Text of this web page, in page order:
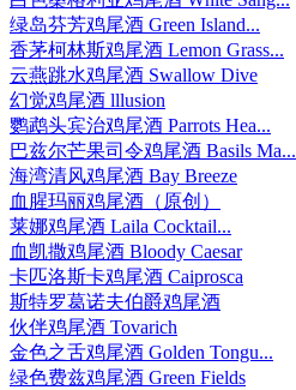
绿岛芬芳鸡尾酒 Green Island...
香茅柯林斯鸡尾酒 Lemon Grass...
云燕跳水鸡尾酒 Swallow Dive
幻觉鸡尾酒 lllusion
鹦鹉头宾治鸡尾酒 Parrots Hea...
巴兹尔芒果司令鸡尾酒 Basils Ma...
海湾清风鸡尾酒 Bay Breeze
血腥玛丽鸡尾酒（原创）
莱娜鸡尾酒 Laila Cocktail...
血凯撒鸡尾酒 Bloody Caesar
卡匹洛斯卡鸡尾酒 Caiprosca
斯特罗葛诺夫伯爵鸡尾酒
伙伴鸡尾酒 Tovarich
金色之舌鸡尾酒 Golden Tongu...
绿色费兹鸡尾酒 Green Fields